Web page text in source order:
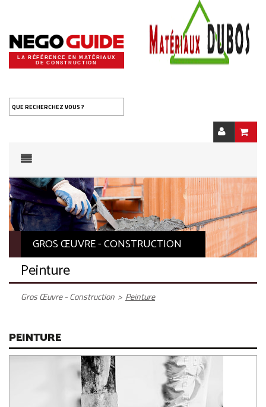
LA RÉFÉRENCE EN MATÉRIAUX
DE CONSTRUCTION
QUE RECHERCHEZ VOUS ?
GROS ŒUVRE - CONSTRUCTION
Peinture
Gros Œuvre - Construction > Peinture
PEINTURE